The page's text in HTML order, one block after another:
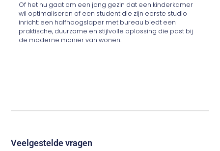
Of het nu gaat om een jong gezin dat een kinderkamer
wil optimaliseren of een student die zijn eerste studio
inricht: een halfhoogslaper met bureau biedt een
praktische, duurzame en stijlvolle oplossing die past bij
de moderne manier van wonen.
Veelgestelde vragen